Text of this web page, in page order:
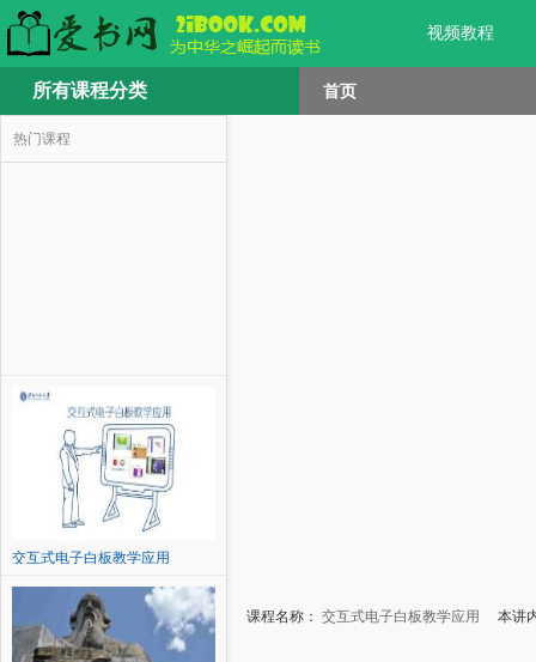
视频教程
所有课程分类 首页
热门课程
交互式电子白板教学应用
课程名称： 交互式电子白板教学应用 本讲